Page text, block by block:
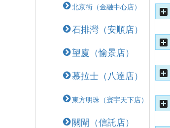
北京街（金融中心店）
石排灣（安順店）
望廈（愉景店）
慕拉士（八達店）
東方明珠（寰宇天下店）
關閘（信託店）